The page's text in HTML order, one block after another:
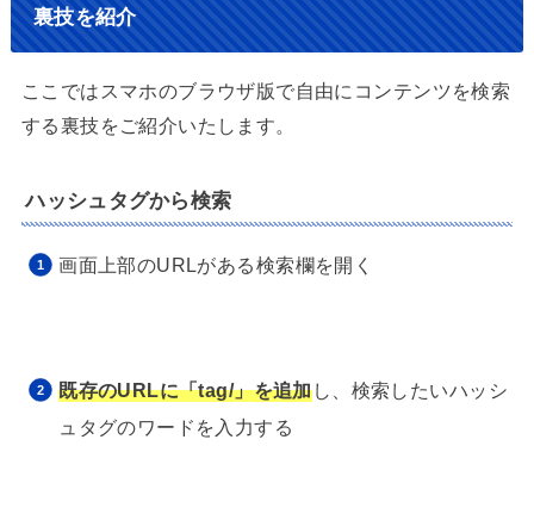
裏技を紹介
ここではスマホのブラウザ版で自由にコンテンツを検索
する裏技をご紹介いたします。
ハッシュタグから検索
画面上部のURLがある検索欄を開く
既存のURLに「tag/」を追加し、検索したいハッシ
ュタグのワードを入力する